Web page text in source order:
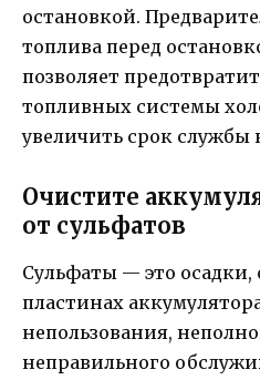
остановкой.
топлива перед
позволяет
топливных системы
увеличить срок службы
Очистите
от сульфатов
Сульфаты — это
пластинах
непользования,
неправильного